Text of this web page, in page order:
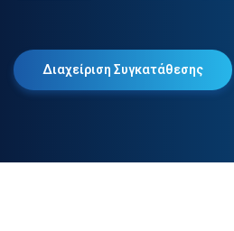
Διαχείριση Συγκατάθεσης